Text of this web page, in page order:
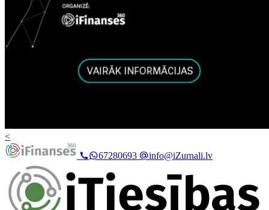
<
67280693
info@iZurnali.lv